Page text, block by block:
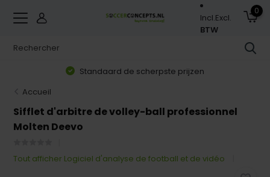
Incl.Excl.
BTW
0
Standaard de scherpste prijzen
Accueil
Sifflet d'arbitre de volley-ball professionnel
Molten Deevo
Tout afficher Logiciel d'analyse de football et de vidéo